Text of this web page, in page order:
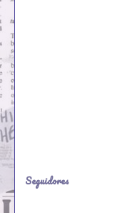
Seguidores